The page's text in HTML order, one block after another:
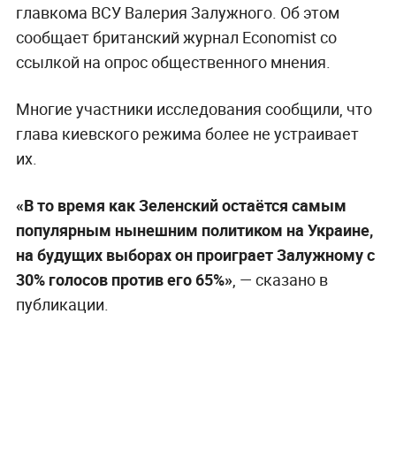
главкома ВСУ Валерия Залужного. Об этом
сообщает британский журнал Economist со
ссылкой на опрос общественного мнения.
Многие участники исследования сообщили, что
глава киевского режима более не устраивает
их.
«В то время как Зеленский остаётся самым
популярным нынешним политиком на Украине,
на будущих выборах он проиграет Залужному с
30% голосов против его 65%», — сказано в
публикации.